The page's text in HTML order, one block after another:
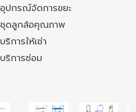
อุปกรณ์จัดการขยะ
ชุดลูกล้อคุณภาพ
บริการให้เช่า
บริการซ่อม